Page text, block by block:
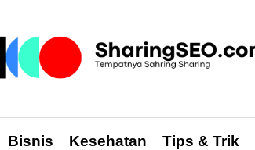
Bisnis Kesehatan Tips & Trik